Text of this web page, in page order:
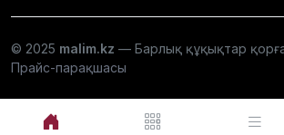
© 2025 malim.kz — Барлық құқықтар
Прайс-парақшасы